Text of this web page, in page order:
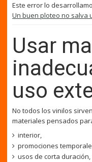
Este error lo
Un buen ploteo no salva
Usar
uso
No todos los vinilos
materiales pensados
interior,
promociones
usos de corta duración,